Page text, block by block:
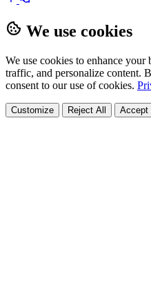
We use cookies
We use cookies to enhance
traffic, and personalize
consent to our use of cookies.
Customize Reject All Accept